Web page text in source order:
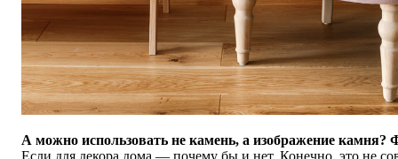
А можно использовать не камень, а изображение камня?